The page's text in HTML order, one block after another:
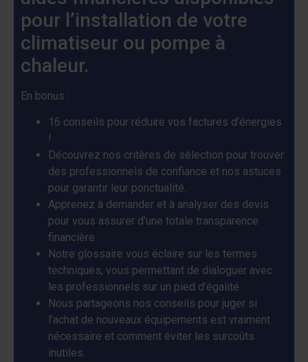
pour l’installation de votre
climatiseur ou pompe à
chaleur.
En bonus :
16 conseils pour réduire vos factures d’énergies
!
Découvrez nos critères de sélection pour trouver
des professionnels de confiance et nos astuces
pour garantir leur ponctualité.
Apprenez à demander et à analyser des devis
pour vous assurer d’une totale transparence
financière.
Notre glossaire vous éclaire sur les termes
techniques, vous permettant de dialoguer avec
les professionnels sur un pied d’égalité.
Nous partageons nos conseils pour juger si
l’achat de nouveaux équipements est vraiment
nécessaire et comment éviter les surcoûts
inutiles.